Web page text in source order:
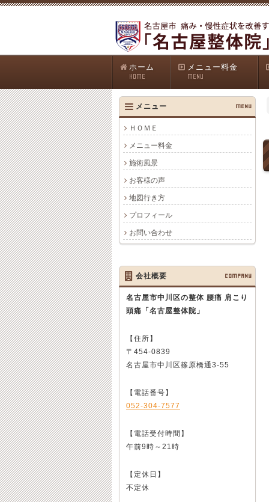
ホーム
HOME
メニュー料金
MENU
メニュー MENU
ＨＯＭＥ
メニュー料金
施術風景
お客様の声
地図行き方
プロフィール
お問い合わせ
会社概要 COMPANY
名古屋市中川区の整体 腰痛 肩こり
頭痛 「名古屋整体院」
【住所】
〒454-0839
名古屋市中川区篠原橋通3-55
【電話番号】
052-304-7577
【電話受付時間】
午前9時～21時
【定休日】
不定休